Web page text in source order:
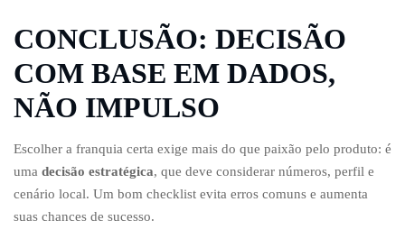
CONCLUSÃO: DECISÃO
COM BASE EM DADOS,
NÃO IMPULSO
Escolher a franquia certa exige mais do que paixão pelo produto: é
uma decisão estratégica, que deve considerar números, perfil e
cenário local. Um bom checklist evita erros comuns e aumenta
suas chances de sucesso.